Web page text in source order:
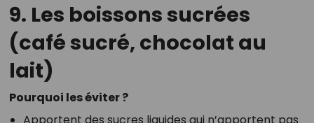
9. Les boissons sucrées
(café sucré, chocolat au
lait)
Pourquoi les éviter ?